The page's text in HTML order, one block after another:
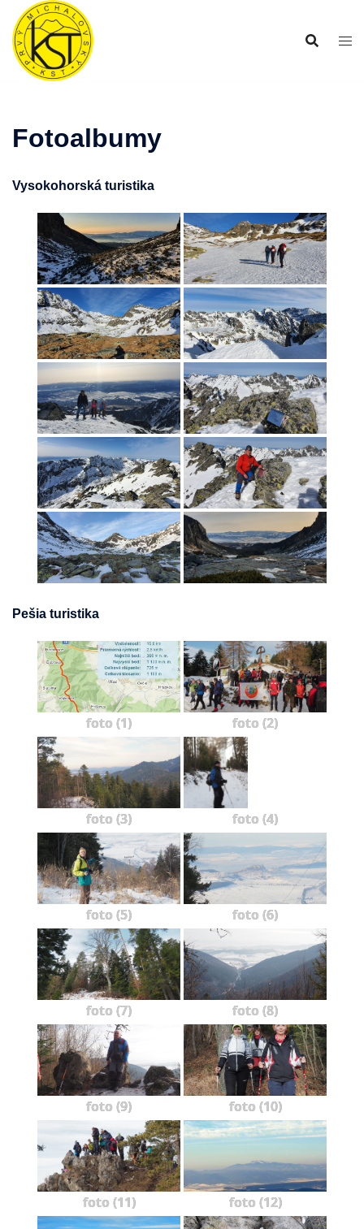
Preskočiť
obsah
Fotoalbumy
Vysokohorská turistika
Pešia turistika
foto (1) foto (2)
foto (3) foto (4)
foto (5) foto (6)
foto (7) foto (8)
foto (9) foto (10)
foto (11) foto (12)